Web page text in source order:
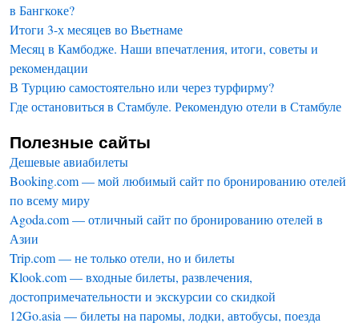
в Бангкоке?
Итоги 3-х месяцев во Вьетнаме
Месяц в Камбодже. Наши впечатления, итоги, советы и
рекомендации
В Турцию самостоятельно или через турфирму?
Где остановиться в Стамбуле. Рекомендую отели в Стамбуле
Полезные сайты
Дешевые авиабилеты
Booking.com — мой любимый сайт по бронированию отелей
по всему миру
Agoda.com — отличный сайт по бронированию отелей в
Азии
Trip.com — не только отели, но и билеты
Klook.com — входные билеты, развлечения,
достопримечательности и экскурсии со скидкой
12Go.asia — билеты на паромы, лодки, автобусы, поезда